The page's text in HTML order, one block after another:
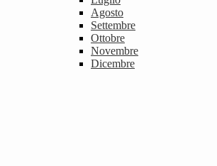
Agosto
Settembre
Ottobre
Novembre
Dicembre